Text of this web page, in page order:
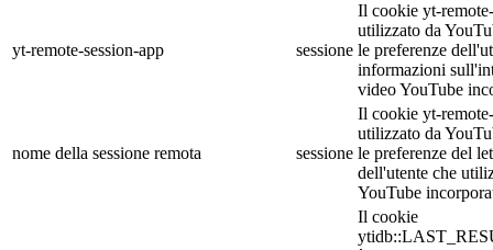
yt-remote-session-app sessione
Il cookie yt-
utilizzato da
le preferenze
informazioni
video YouTube
nome della sessione remota sessione
Il cookie yt-
utilizzato da
le preferenze del
dell'utente che
YouTube
Il cookie